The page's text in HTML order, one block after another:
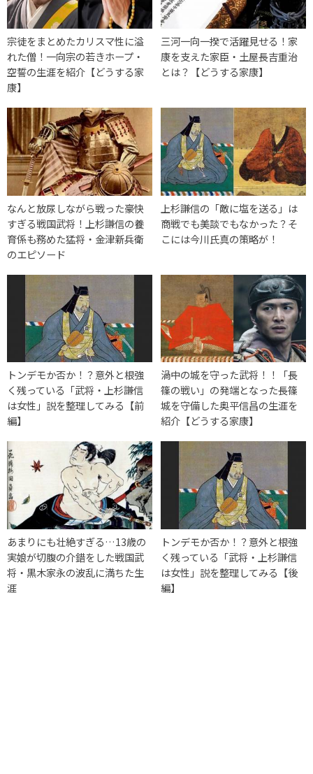
宗徒をまとめたカリスマ性に溢
れた僧！一向宗の若きホープ・
空誓の生涯を紹介【どうする家
康】
三河一向一揆で活躍見せる！家
康を支えた家臣・土屋長吉重治
とは？【どうする家康】
なんと放尿しながら戦った豪快
すぎる戦国武将！上杉謙信の養
育係も務めた猛将・金津新兵衛
のエピソード
上杉謙信の「敵に塩を送る」は
商戦でも美談でもなかった？そ
こには今川氏真の策略が！
トンデモか否か！？意外と根強
く残っている「武将・上杉謙信
は女性」説を整理してみる【前
編】
渦中の城を守った武将！！「長
篠の戦い」の発端となった長篠
城を守備した奥平信昌の生涯を
紹介【どうする家康】
あまりにも壮絶すぎる…13歳の
実娘が切腹の介錯をした戦国武
将・黒木家永の波乱に満ちた生
涯
トンデモか否か！？意外と根強
く残っている「武将・上杉謙信
は女性」説を整理してみる【後
編】